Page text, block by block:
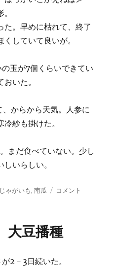
た。早めに枯れて、終了
していて良いが。
玉が7個くらいできてい
いた。
からから天気。人参に
紗も掛けた。
まだ食べていない。少し
しいらしい。
タ
じゃがいも,南瓜
じ
も
に
コメント
大豆播種
2－3日続いた。